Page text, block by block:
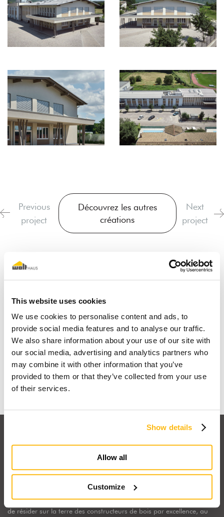
This website uses cookies
We use cookies to personalise content and ads, to
provide social media features and to analyse our traffic.
We also share information about your use of our site with
our social media, advertising and analytics partners who
may combine it with other information that you’ve
provided to them or that they’ve collected from your use
of their services.
Show details
Allow all
Customize
Previous
project
Découvrez les autres
créations
Next
project
Je rêve d'une maison en bois
Découvrir pourquoi
une réalité industrielle leader en Europe dans la construction de
bâtiments et de structures en bois. Ici chez nous, Wolf Haus a choisi
de résider sur la terre des constructeurs de bois par excellence, au